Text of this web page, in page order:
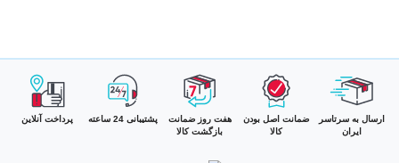
ارسال به سرتاسر
ایران
ضمانت اصل بودن
کالا
هفت روز ضمانت
بازگشت کالا
پشتیبانی 24 ساعته پرداخت آنلاین